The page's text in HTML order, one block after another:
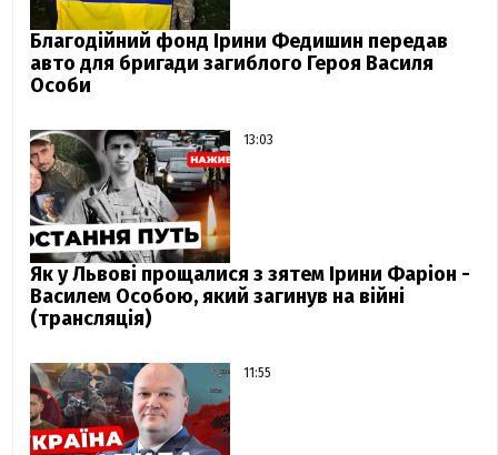
Благодійний фонд Ірини Федишин передав
авто для бригади загиблого Героя Василя
Особи
13:03
Як у Львові прощалися з зятем Ірини Фаріон -
Василем Особою, який загинув на війні
(трансляція)
11:55